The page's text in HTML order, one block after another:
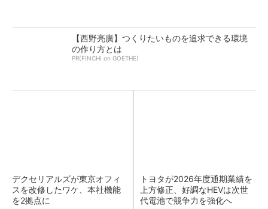
【西野亮廣】つくりたいものを追求できる環境
の作り方とは
PR(FINCHI on GOETHE)
デクセリアルズが東京オフィ
スを改修したワケ、本社機能
を2拠点に
トヨタが2026年度通期業績を
上方修正、好調なHEVは次世
代電池で競争力を強化へ